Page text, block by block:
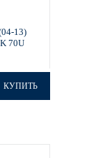
13)
70U
КУПИТЬ